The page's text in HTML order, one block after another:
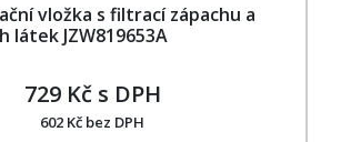
vložka s filtrací zápachu a
látek JZW819653A
729 Kč s DPH
602 Kč bez DPH